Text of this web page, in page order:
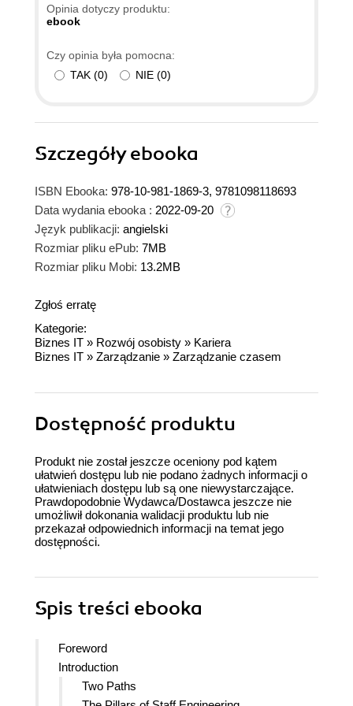
Opinia dotyczy produktu:
ebook
Czy opinia była pomocna:
TAK (0) NIE (0)
Szczegółyebooka
ISBN Ebooka: 978-10-981-1869-3, 9781098118693
Data wydania ebooka : 2022-09-20
Język publikacji: angielski
Rozmiar pliku ePub: 7MB
Rozmiar pliku Mobi: 13.2MB
Zgłoś erratę
Kategorie:
Biznes IT » Rozwój osobisty » Kariera
Biznes IT » Zarządzanie » Zarządzanie czasem
Dostępność produktu
Produkt nie został jeszcze oceniony pod kątem
ułatwień dostępu lub nie podano żadnych informacji o
ułatwieniach dostępu lub są one niewystarczające.
Prawdopodobnie Wydawca/Dostawca jeszcze nie
umożliwił dokonania walidacji produktu lub nie
przekazał odpowiednich informacji na temat jego
dostępności.
Spis treści ebooka
Foreword
Introduction
Two Paths